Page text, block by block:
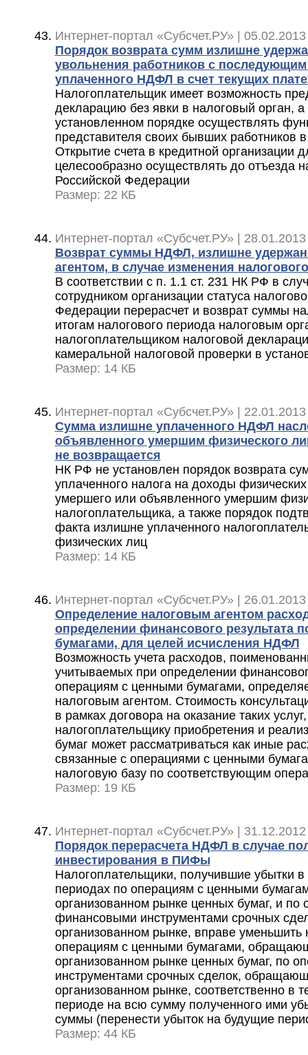
Интернет-портал «Субсчет.РУ» |
Порядок возврата сумм излишне
увольнения работников с
уплаченного НДФЛ в счет текущих
Налогоплательщик имеет возможность
декларацию без явки в налоговый орган,
установленном порядке осуществлять
представителя своих бывших работников
Открытие счета в кредитной организации
целесообразно осуществлять до отъезда
Российской Федерации
Размер: 22 КБ
Интернет-портал «Субсчет.РУ» |
Возврат суммы НДФЛ, излишне
агентом, в случае изменения
В соответствии с п. 1.1 ст. 231 НК РФ в
сотрудником организации статуса
Федерации перерасчет и возврат суммы
итогам налогового периода налоговым
налогоплательщиком налоговой
камеральной налоговой проверки в
Размер: 14 КБ
Интернет-портал «Субсчет.РУ» |
Сумма излишне уплаченного НДФЛ
объявленного умершим физического
не возвращается
НК РФ не установлен порядок возврата
уплаченного налога на доходы
умершего или объявленного умершим
налогоплательщика, а также порядок
факта излишне уплаченного
физических лиц
Размер: 14 КБ
Интернет-портал «Субсчет.РУ» |
Определение налоговым агентом
определении финансового результата
бумагами, для целей исчисления НДФЛ
Возможность учета расходов,
учитываемых при определении
операциям с ценными бумагами,
налоговым агентом. Стоимость
в рамках договора на оказание таких
налогоплательщику приобретения и
бумаг может рассматриваться как иные
связанные с операциями с ценными
налоговую базу по соответствующим
Размер: 19 КБ
Интернет-портал «Субсчет.РУ» |
Порядок перерасчета НДФЛ в случае
инвестирования в ПИФы
Налогоплательщики, получившие убытки
периодах по операциям с ценными
организованном рынке ценных бумаг, и по
финансовыми инструментами срочных
организованном рынке, вправе уменьшить
операциям с ценными бумагами,
организованном рынке ценных бумаг, по
инструментами срочных сделок,
организованном рынке, соответственно в
периоде на всю сумму полученного ими
суммы (перенести убыток на будущие
Размер: 44 КБ